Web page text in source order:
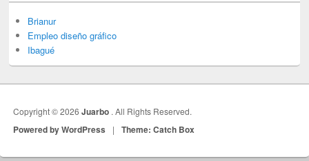
Brianur
Empleo diseño gráfico
Ibagué
Copyright © 2026Juarbo . All Rights Reserved.
Powered by WordPress | Theme: Catch Box